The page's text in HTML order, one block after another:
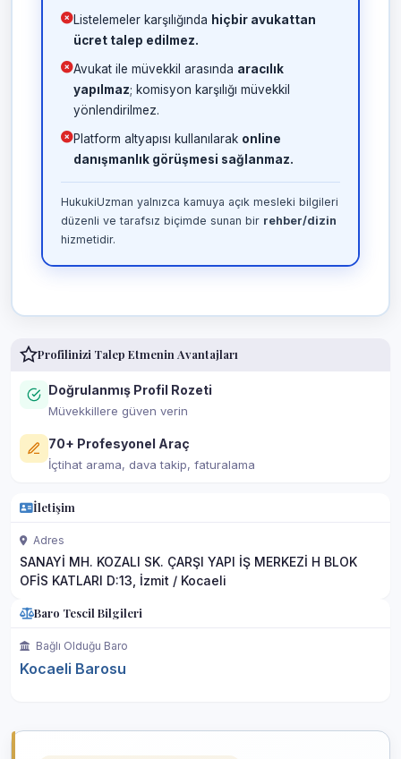
Listelemeler karşılığında hiçbir avukattan
ücret talep edilmez.
Avukat ile müvekkil arasında aracılık
yapılmaz; komisyon karşılığı müvekkil
yönlendirilmez.
Platform altyapısı kullanılarak online
danışmanlık görüşmesi sağlanmaz.
HukukiUzman yalnızca kamuya açık mesleki bilgileri
düzenli ve tarafsız biçimde sunan bir rehber/dizin
hizmetidir.
Profilinizi Talep Etmenin Avantajları
Doğrulanmış Profil Rozeti
Müvekkillere güven verin
70+ Profesyonel Araç
İçtihat arama, dava takip, faturalama
İletişim
Adres
SANAYİ MH. KOZALI SK. ÇARŞI YAPI İŞ MERKEZİ H BLOK
OFİS KATLARI D:13, İzmit / Kocaeli
Baro Tescil Bilgileri
Bağlı Olduğu Baro
Kocaeli Barosu